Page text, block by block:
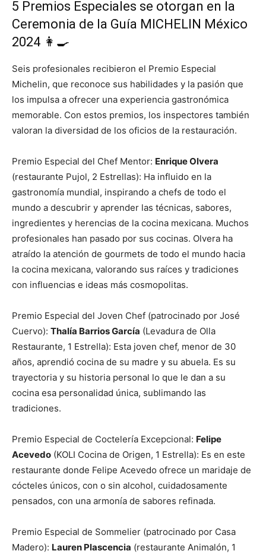
5 Premios Especiales se otorgan en la
Ceremonia de la Guía MICHELIN México
2024 👩‍🍳
Seis profesionales recibieron el Premio Especial
Michelin, que reconoce sus habilidades y la pasión que
los impulsa a ofrecer una experiencia gastronómica
memorable. Con estos premios, los inspectores también
valoran la diversidad de los oficios de la restauración.
Premio Especial del Chef Mentor: Enrique Olvera
(restaurante Pujol, 2 Estrellas): Ha influido en la
gastronomía mundial, inspirando a chefs de todo el
mundo a descubrir y aprender las técnicas, sabores,
ingredientes y herencias de la cocina mexicana. Muchos
profesionales han pasado por sus cocinas. Olvera ha
atraído la atención de gourmets de todo el mundo hacia
la cocina mexicana, valorando sus raíces y tradiciones
con influencias e ideas más cosmopolitas.
Premio Especial del Joven Chef (patrocinado por José
Cuervo): Thalía Barrios García (Levadura de Olla
Restaurante, 1 Estrella): Esta joven chef, menor de 30
años, aprendió cocina de su madre y su abuela. Es su
trayectoria y su historia personal lo que le dan a su
cocina esa personalidad única, sublimando las
tradiciones.
Premio Especial de Coctelería Excepcional: Felipe
Acevedo (KOLI Cocina de Origen, 1 Estrella): Es en este
restaurante donde Felipe Acevedo ofrece un maridaje de
cócteles únicos, con o sin alcohol, cuidadosamente
pensados, con una armonía de sabores refinada.
Premio Especial de Sommelier (patrocinado por Casa
Madero): Lauren Plascencia (restaurante Animalón, 1